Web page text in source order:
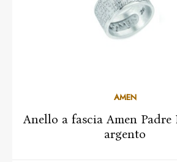
AMEN
Anello a fascia Amen
argento